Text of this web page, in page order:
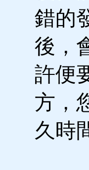
錯的
後，
許便
方，
久時